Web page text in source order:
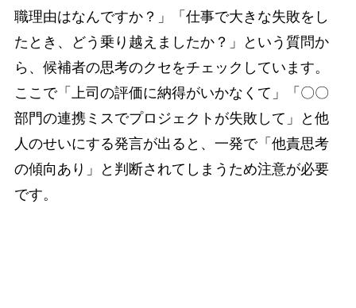
職理由はなんですか？」「仕事で大きな失敗をし
たとき、どう乗り越えましたか？」という質問か
ら、候補者の思考のクセをチェックしています。
ここで「上司の評価に納得がいかなくて」「〇〇
部門の連携ミスでプロジェクトが失敗して」と他
人のせいにする発言が出ると、一発で「他責思考
の傾向あり」と判断されてしまうため注意が必要
です。